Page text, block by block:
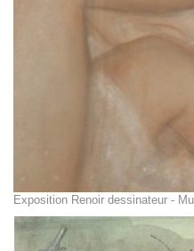
Exposition Renoir dessinateur -